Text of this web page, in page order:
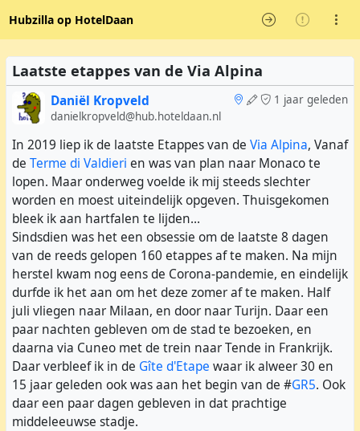
Hubzilla op HotelDaan
Laatste etappes van de Via Alpina
1 jaar geleden
Daniël Kropveld
danielkropveld@hub.hoteldaan.nl
In 2019 liep ik de laatste Etappes van de Via Alpina, Vanaf
de Terme di Valdieri en was van plan naar Monaco te
lopen. Maar onderweg voelde ik mij steeds slechter
worden en moest uiteindelijk opgeven. Thuisgekomen
bleek ik aan hartfalen te lijden...
Sindsdien was het een obsessie om de laatste 8 dagen
van de reeds gelopen 160 etappes af te maken. Na mijn
herstel kwam nog eens de Corona-pandemie, en eindelijk
durfde ik het aan om het deze zomer af te maken. Half
juli vliegen naar Milaan, en door naar Turijn. Daar een
paar nachten gebleven om de stad te bezoeken, en
daarna via Cuneo met de trein naar Tende in Frankrijk.
Daar verbleef ik in de Gîte d'Etape waar ik alweer 30 en
15 jaar geleden ook was aan het begin van de #GR5. Ook
daar een paar dagen gebleven in dat prachtige
middeleeuwse stadje.